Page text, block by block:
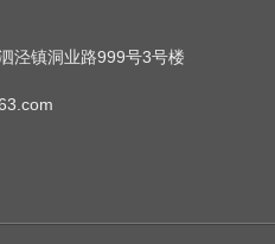
泾镇洞业路999号3号楼